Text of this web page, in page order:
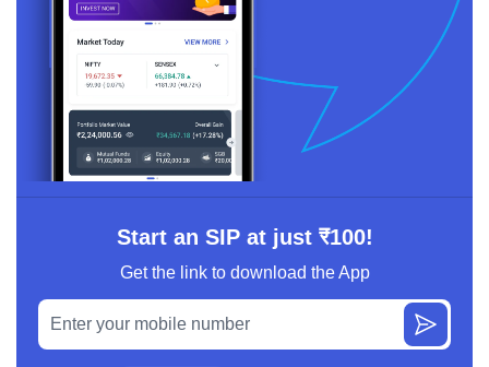
Start an SIP at just ₹100!
Get the link to download the App